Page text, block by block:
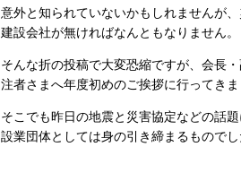
意外と知られていないかもしれませんが
建設会社が無ければなんともなりません。
そんな折の投稿で大変恐縮ですが、会長
注者さまへ年度初めのご挨拶に行ってきま
そこでも昨日の地震と災害協定などの話
設業団体としては身の引き締まるものでし